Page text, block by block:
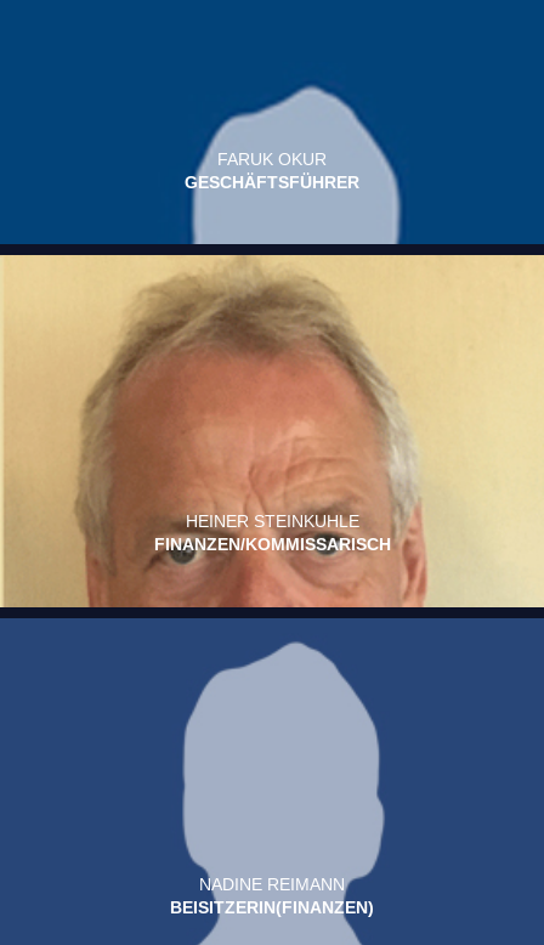
FARUK OKUR
GESCHÄFTSFÜHRER
HEINER STEINKUHLE
FINANZEN/KOMMISSARISCH
NADINE REIMANN
BEISITZERIN(FINANZEN)